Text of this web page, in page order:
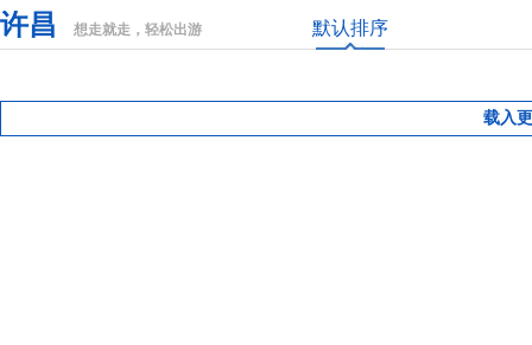
许昌 想走就走，轻松出游 默认排序
载入